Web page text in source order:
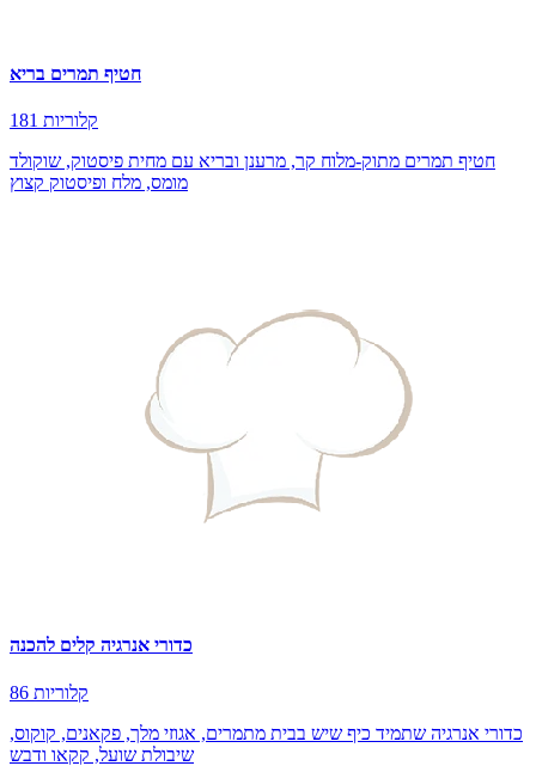
חטיף תמרים בריא
181 קלוריות
חטיף תמרים מתוק-מלוח קר, מרענן ובריא עם מחית פיסטוק, שוקולד
מומס, מלח ופיסטוק קצוץ
כדורי אנרגיה קלים להכנה
86 קלוריות
כדורי אנרגיה שתמיד כיף שיש בבית מתמרים, אגוזי מלך, פקאנים, קוקוס,
שיבולת שועל, קקאו ודבש